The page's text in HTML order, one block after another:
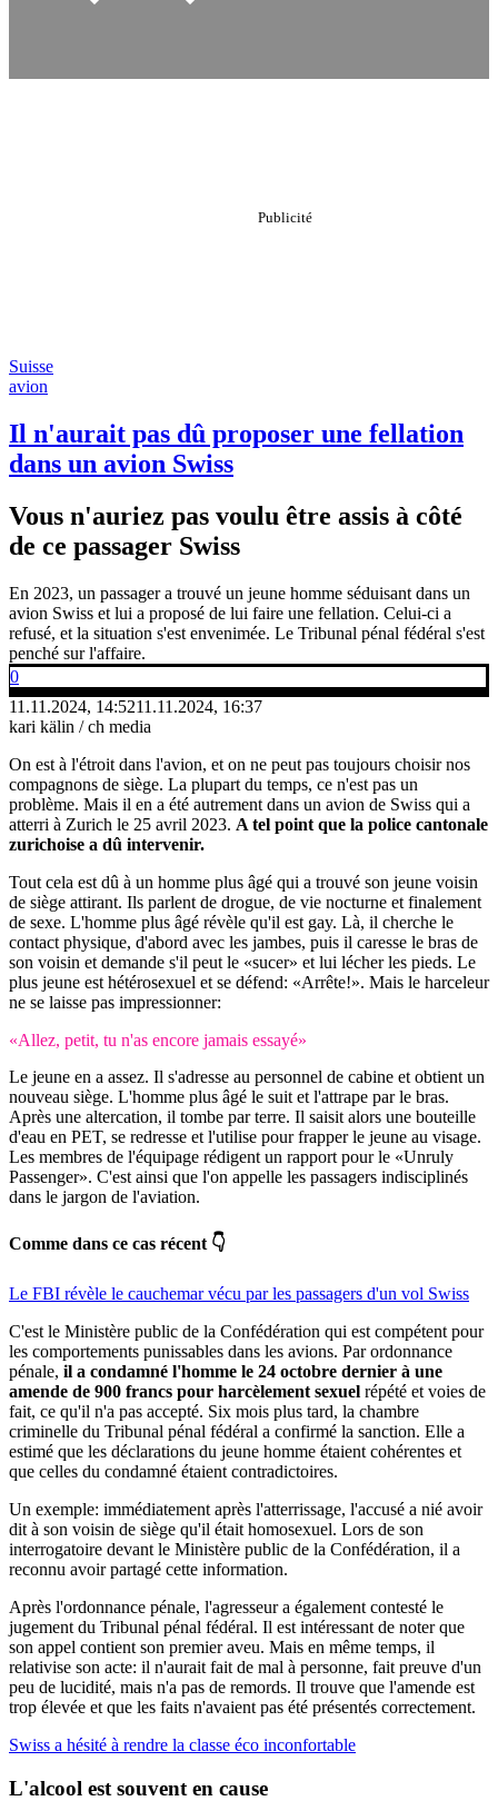
Suisse
avion
Il n'aurait pas dû proposer une fellation
dans un avion Swiss
Vous n'auriez pas voulu être assis à côté
de ce passager Swiss
En 2023, un passager a trouvé un jeune homme séduisant dans un
avion Swiss et lui a proposé de lui faire une fellation. Celui-ci a
refusé, et la situation s'est envenimée. Le Tribunal pénal fédéral s'est
penché sur l'affaire.
0
11.11.2024, 14:5211.11.2024, 16:37
kari kälin / ch media
On est à l'étroit dans l'avion, et on ne peut pas toujours choisir nos
compagnons de siège. La plupart du temps, ce n'est pas un
problème. Mais il en a été autrement dans un avion de Swiss qui a
atterri à Zurich le 25 avril 2023. A tel point que la police cantonale
zurichoise a dû intervenir.
Tout cela est dû à un homme plus âgé qui a trouvé son jeune voisin
de siège attirant. Ils parlent de drogue, de vie nocturne et finalement
de sexe. L'homme plus âgé révèle qu'il est gay. Là, il cherche le
contact physique, d'abord avec les jambes, puis il caresse le bras de
son voisin et demande s'il peut le «sucer» et lui lécher les pieds. Le
plus jeune est hétérosexuel et se défend: «Arrête!». Mais le harceleur
ne se laisse pas impressionner:
«Allez, petit, tu n'as encore jamais essayé»
Le jeune en a assez. Il s'adresse au personnel de cabine et obtient un
nouveau siège. L'homme plus âgé le suit et l'attrape par le bras.
Après une altercation, il tombe par terre. Il saisit alors une bouteille
d'eau en PET, se redresse et l'utilise pour frapper le jeune au visage.
Les membres de l'équipage rédigent un rapport pour le «Unruly
Passenger». C'est ainsi que l'on appelle les passagers indisciplinés
dans le jargon de l'aviation.
Comme dans ce cas récent 👇
Le FBI révèle le cauchemar vécu par les passagers d'un vol Swiss
C'est le Ministère public de la Confédération qui est compétent pour
les comportements punissables dans les avions. Par ordonnance
pénale, il a condamné l'homme le 24 octobre dernier à une
amende de 900 francs pour harcèlement sexuel répété et voies de
fait, ce qu'il n'a pas accepté. Six mois plus tard, la chambre
criminelle du Tribunal pénal fédéral a confirmé la sanction. Elle a
estimé que les déclarations du jeune homme étaient cohérentes et
que celles du condamné étaient contradictoires.
Un exemple: immédiatement après l'atterrissage, l'accusé a nié avoir
dit à son voisin de siège qu'il était homosexuel. Lors de son
interrogatoire devant le Ministère public de la Confédération, il a
reconnu avoir partagé cette information.
Après l'ordonnance pénale, l'agresseur a également contesté le
jugement du Tribunal pénal fédéral. Il est intéressant de noter que
son appel contient son premier aveu. Mais en même temps, il
relativise son acte: il n'aurait fait de mal à personne, fait preuve d'un
peu de lucidité, mais n'a pas de remords. Il trouve que l'amende est
trop élevée et que les faits n'avaient pas été présentés correctement.
Swiss a hésité à rendre la classe éco inconfortable
L'alcool est souvent en cause